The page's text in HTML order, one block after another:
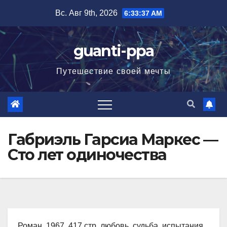
содержимому
Вс. Авг 9th, 2026 6:33:39 AM
guanti-ppa
Путешествие своей мечты
Габриэль Гарсиа Маркес —
Сто лет одиночества